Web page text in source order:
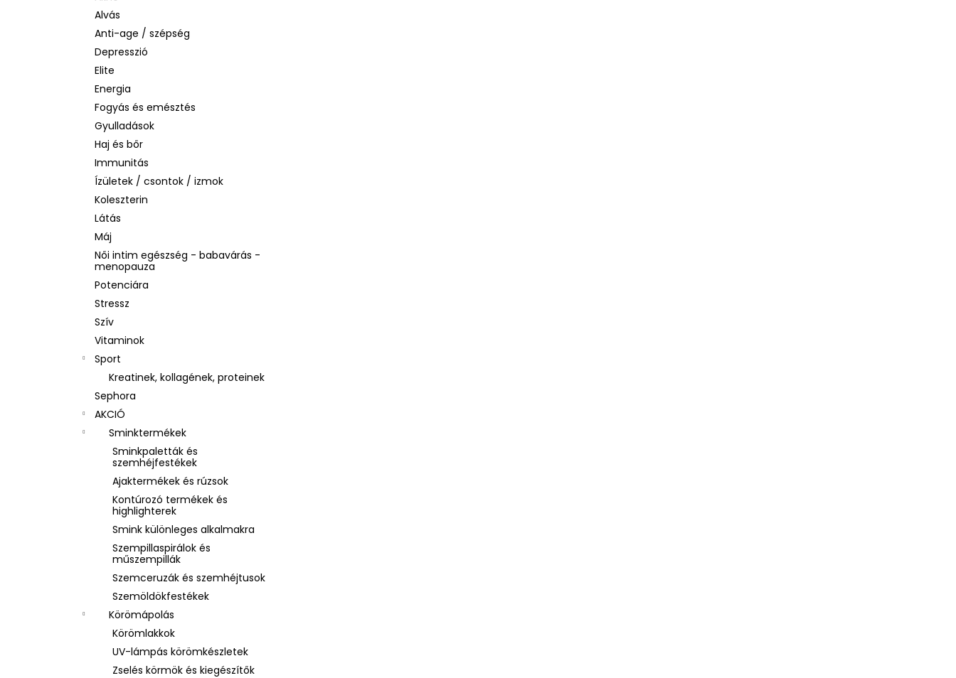
Alvás
Anti-age / szépség
Depresszió
Elite
Energia
Fogyás és emésztés
Gyulladások
Haj és bőr
Immunitás
Ízületek / csontok / izmok
Koleszterin
Látás
Máj
Női intim egészség - babavárás -
menopauza
Potenciára
Stressz
Szív
Vitaminok
Sport
Kreatinek, kollagének, proteinek
Sephora
AKCIÓ
Sminktermékek
Sminkpaletták és
szemhéjfestékek
Ajaktermékek és rúzsok
Kontúrozó termékek és
highlighterek
Smink különleges alkalmakra
Szempillaspirálok és
műszempillák
Szemceruzák és szemhéjtusok
Szemöldökfestékek
Körömápolás
Körömlakkok
UV-lámpás körömkészletek
Zselés körmök és kiegészítők
LA ROCHE-POSAY B5 RÁNCTALANÍTÓ
SZÉRUM ÉRZÉKENY BŐRRE, 10 ML
1 760 Ft
Korábbi: 4 580 Ft